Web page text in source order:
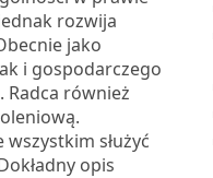
rozwija
jako
i gospodarczego
również
służyć
opis